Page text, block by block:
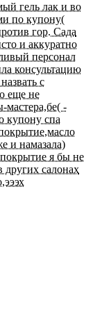
гель лак и во
по купону(
гор. Сада
и аккуратно
персонал
консультацию
с
еще не
мастера,бе( -
купону спа
и намазала)
я бы не
других салонах